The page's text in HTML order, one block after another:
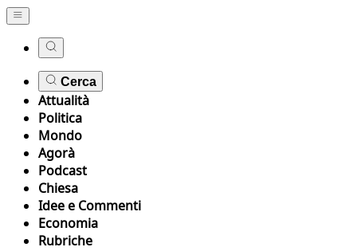
Cerca
Attualità
Politica
Mondo
Agorà
Podcast
Chiesa
Idee e Commenti
Economia
Rubriche